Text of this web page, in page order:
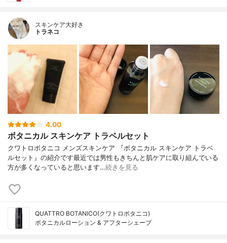
スキンケア大好き
トラネコ
4.00
ボタニカル スキンケア トラベルセット
クワトロボタニコ メンズスキンケア 『ボタニカル スキンケア トラベ
ルセット』の紹介です最近では男性もきちんと肌ケアに取り組んでいる
方が多くなっていると思います…続きを見る
QUATTRO BOTANICO(クワトロボタニコ)
ボタニカルローション & アフターシェーブ